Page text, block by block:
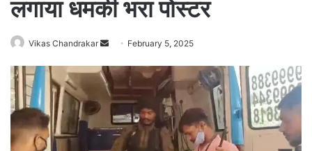
लगाया धमकी भरा पोस्टर
Vikas Chandrakar
n
d
n
February 5, 2025